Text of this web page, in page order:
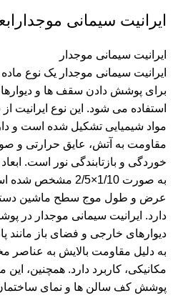
ایرانیت سیمانی موجدارابعاد 1/
ایرانیت سیمانی موجدار
ایرانیت سیمانی موجدار یک نوع
برای پوشش دادن سقف ها و
استفاده می شود. این نوع ایرانیت
مواد شیمیایی تشکیل شده است و
مقاومت به آتش، عایق حرارتی و
خوردگی و بازتابندگی نور است.
به صورت 1/10×2/5
عرض و طول موج سطح ماشین
دارد. ایرانیت سیمانی موجدار در
دیوارهای خارجی و فضای باز مانند
به دلیل مقاومت بالایش به
مکانیکی، کاربرد دارد. همچنین، این
پوشش کف سالن ها و نمای ساختمان